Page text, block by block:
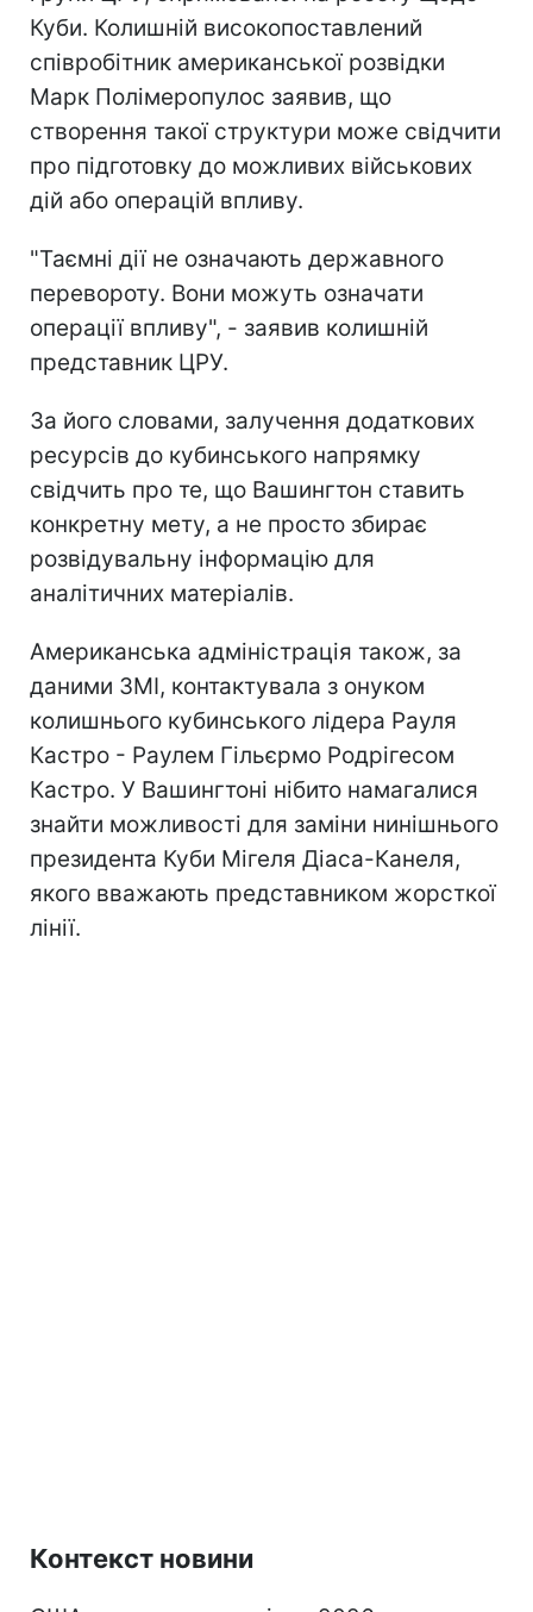
Куби. Колишній високопоставлений
співробітник американської розвідки
Марк Полімеропулос заявив, що
створення такої структури може свідчити
про підготовку до можливих військових
дій або операцій впливу.
"Таємні дії не означають державного
перевороту. Вони можуть означати
операції впливу", - заявив колишній
представник ЦРУ.
За його словами, залучення додаткових
ресурсів до кубинського напрямку
свідчить про те, що Вашингтон ставить
конкретну мету, а не просто збирає
розвідувальну інформацію для
аналітичних матеріалів.
Американська адміністрація також, за
даними ЗМІ, контактувала з онуком
колишнього кубинського лідера Рауля
Кастро - Раулем Гільєрмо Родрігесом
Кастро. У Вашингтоні нібито намагалися
знайти можливості для заміни нинішнього
президента Куби Мігеля Діаса-Канеля,
якого вважають представником жорсткої
лінії.
Контекст новини